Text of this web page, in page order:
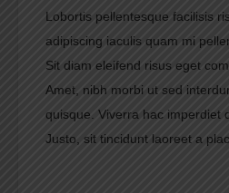
Lobortis pellentesque facilisis
adipiscing iaculis quam mi
Sit diam eleifend risus eget
Amet, nibh morbi ut sed
quisque. Viverra hac imperdiet
Justo, sit tincidunt laoreet a